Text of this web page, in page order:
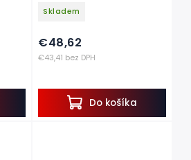
bez parazitů
Skladem
€43,41 bez DPH
€48,62
Do košíka